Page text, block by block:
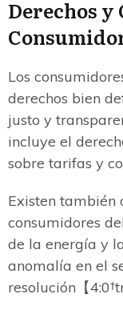
Derechos y
Los
derechos bien
justo y
incluye el
sobre tarifas y
Existen también
consumidores
de la energía y
anomalía en el
resolución【